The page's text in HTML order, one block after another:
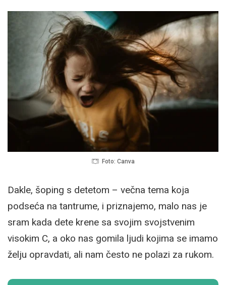
Foto: Canva
Dakle, šoping s detetom – večna tema koja
podseća na tantrume, i priznajemo, malo nas je
sram kada dete krene sa svojim svojstvenim
visokim C, a oko nas gomila ljudi kojima se imamo
želju opravdati, ali nam često ne polazi za rukom.